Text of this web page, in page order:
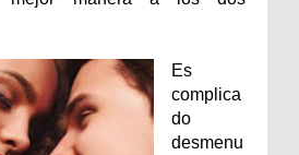
Es
complica
do
desmenu